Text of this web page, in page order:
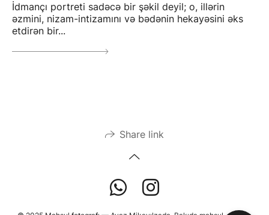
İdmançı portreti sadəcə bir şəkil deyil; o, illərin
əzmini, nizam-intizamını və bədənin hekayəsini əks
etdirən bir...
Share link